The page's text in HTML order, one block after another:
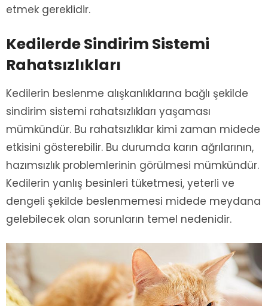
etmek gereklidir.
Kedilerde Sindirim Sistemi
Rahatsızlıkları
Kedilerin beslenme alışkanlıklarına bağlı şekilde
sindirim sistemi rahatsızlıkları yaşaması
mümkündür. Bu rahatsızlıklar kimi zaman midede
etkisini gösterebilir. Bu durumda karın ağrılarının,
hazımsızlık problemlerinin görülmesi mümkündür.
Kedilerin yanlış besinleri tüketmesi, yeterli ve
dengeli şekilde beslenmemesi midede meydana
gelebilecek olan sorunların temel nedenidir.